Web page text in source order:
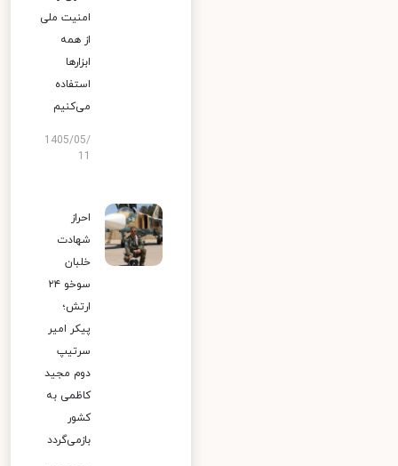
امنیت ملی
از همه
ابزارها
استفاده
می‌کنیم
1405/05/
احراز
شهادت
خلبان
سوخو ۲۴
ارتش؛
پیکر امیر
سرتیپ
دوم مجید
کاظمی به
کشور
بازمی‌گردد